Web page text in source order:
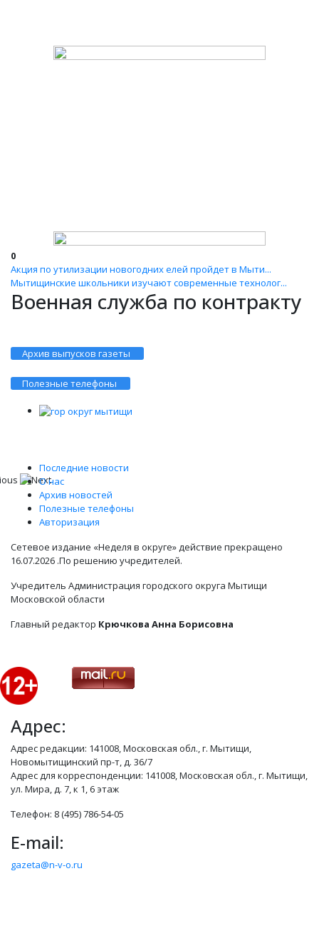
0
Акция по утилизации новогодних елей пройдет в Мыти...
Мытищинские школьники изучают современные технолог...
Военная служба по контракту
Архив выпусков газеты
Полезные телефоны
Последние новости
О нас
Архив новостей
Полезные телефоны
Авторизация
Сетевое издание «Неделя в округе» действие прекращено
16.07.2026 .По решению учредителей.
Учредитель Администрация городского округа Мытищи
Московской области
Главный редактор Крючкова Анна Борисовна
Адрес:
Адрес редакции: 141008, Московская обл., г. Мытищи,
Новомытищинский пр-т, д. 36/7
Адрес для корреспонденции: 141008, Московская обл., г. Мытищи,
ул. Мира, д. 7, к 1, 6 этаж
Телефон: 8 (495) 786-54-05
E-mail:
gazeta@n-v-o.ru